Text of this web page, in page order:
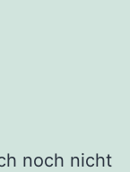
noch nicht